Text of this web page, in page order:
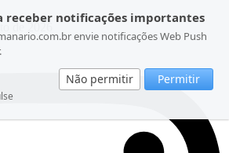
receber notificações importantes
envie notificações Web Push
Não permitir Permitir
de 2026